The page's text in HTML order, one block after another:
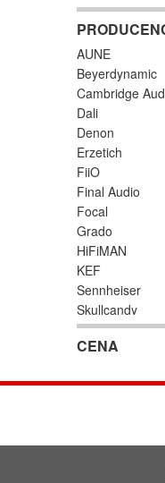
AUNE
Beyerdynamic
Cambridge
Dali
Denon
Erzetich
FiiO
Final Audio
Focal
Grado
HiFiMAN
KEF
Sennheiser
Skullcandy
Sonos
ZMF
CENA